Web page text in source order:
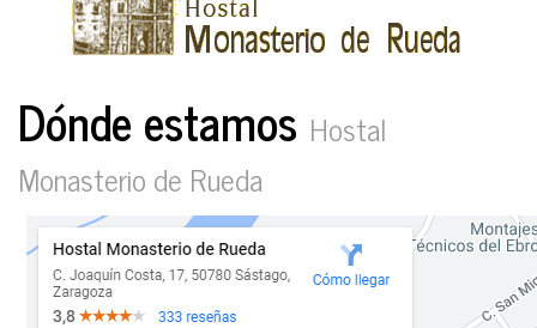
Dónde estamos Hostal
Monasterio de Rueda